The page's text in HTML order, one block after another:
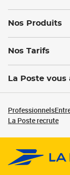
Nos Produits
Nos Tarifs
La Poste
Professionnels
La Poste recrute